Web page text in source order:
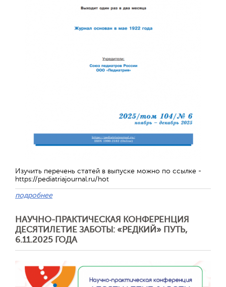
Изучить перечень статей в выпуске можно по ссылке -
https://pediatriajournal.ru/hot
подробнее
НАУЧНО-ПРАКТИЧЕСКАЯ КОНФЕРЕНЦИЯ
ДЕСЯТИЛЕТИЕ ЗАБОТЫ: «РЕДКИЙ» ПУТЬ,
6.11.2025 ГОДА